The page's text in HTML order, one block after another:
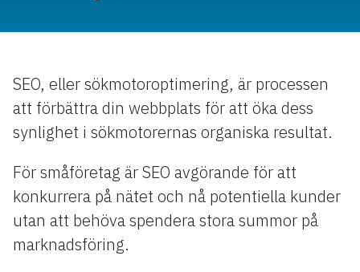
SEO, eller sökmotoroptimering, är processen
att förbättra din webbplats för att öka dess
synlighet i sökmotorernas organiska resultat.
För småföretag är SEO avgörande för att
konkurrera på nätet och nå potentiella kunder
utan att behöva spendera stora summor på
marknadsföring.